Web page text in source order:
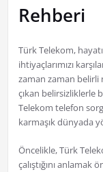
Rehberi
Türk Telekom,
ihtiyaçlarımızı
zaman zaman belirli
çıkan belirsizliklerle
Telekom telefon
karmaşık dünyada
Öncelikle, Türk
çalıştığını